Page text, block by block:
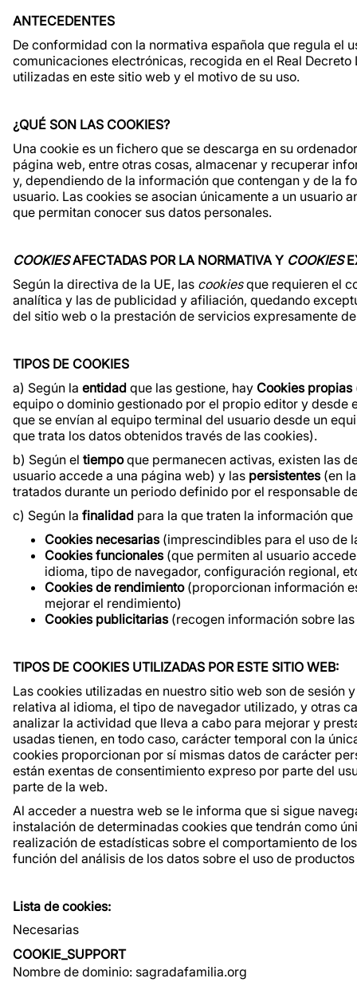
ANTECEDENTES
De conformidad con la normativa española que regula el
comunicaciones electrónicas, recogida en el Real
utilizadas en este sitio web y el motivo de su uso.
¿QUÉ SON LAS COOKIES?
Una cookie es un fichero que se descarga en su
página web, entre otras cosas, almacenar y recuperar
y, dependiendo de la información que contengan y de la
usuario. Las cookies se asocian únicamente a un
que permitan conocer sus datos personales.
COOKIESAFECTADAS POR LA NORMATIVA Y COOKIES
Según la directiva de la UE, las cookiesque requieren el
analítica y las de publicidad y afiliación, quedando
del sitio web o la prestación de servicios expresamente
TIPOS DE COOKIES
a) Según la entidad que las gestione, hay Cookies propias
equipo o dominio gestionado por el propio editor y
que se envían al equipo terminal del usuario desde un
que trata los datos obtenidos través de las cookies).
b) Según el tiempoque permanecen activas, existen las
usuario accede a una página web) y las persistentes (en
tratados durante un periodo definido por el responsable
c) Según la finalidad para la que traten la información
Cookies necesarias(imprescindibles para el uso de
Cookies funcionales(que permiten al usuario
idioma, tipo de navegador, configuración regional,
Cookies de rendimiento(proporcionan información
mejorar el rendimiento)
Cookies publicitarias(recogen información sobre
TIPOS DE COOKIES UTILIZADAS POR ESTE SITIO WEB:
Las cookies utilizadas en nuestro sitio web son de
relativa al idioma, el tipo de navegador utilizado, y otras
analizar la actividad que lleva a cabo para mejorar y
usadas tienen, en todo caso, carácter temporal con la
cookies proporcionan por sí mismas datos de carácter
están exentas de consentimiento expreso por parte del
parte de la web.
Al acceder a nuestra web se le informa que si sigue
instalación de determinadas cookies que tendrán como
realización de estadísticas sobre el comportamiento de
función del análisis de los datos sobre el uso de
Lista de cookies:
Necesarias
COOKIE_SUPPORT
Nombre de dominio: sagradafamilia.org